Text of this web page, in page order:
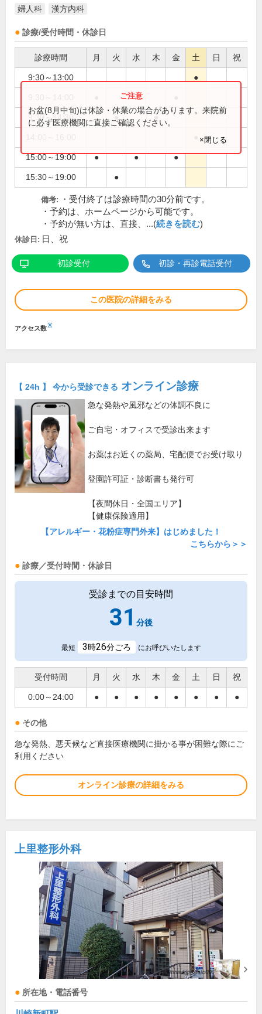
婦人科 漢方内科
診療/受付時間・休診日
診療時間 月 火 水 木 金 土 日 祝
9:30～13:00 ●
●
9:30～14:30 ● ●
15:00～19:00 ● ● ●
15:30～19:00 ●
お盆(8月中旬)は休診・休業の場合があります。来院前
に必ず医療機関に直接ご確認ください。
×閉じる
備考:
・受付終了は診療時間の30分前です。
・予約は、ホームページから可能です。
・予約が無い方は、直接、...(続きを読む)
休診日: 日、祝
初診受付 初診・再診電話受付
この医院の詳細をみる
アクセス数※
【 24h 】 今から受診できる オンライン診療
急な発熱や風邪などの体調不良に
ご自宅・オフィスで受診出来ます
お薬はお近くの薬局、宅配便でお受け取り
登園許可証・診断書も発行可
【夜間休日・全国エリア】
【健康保険適用】
【アレルギー・花粉症専門外来】はじめました！
こちらから＞＞
診療／受付時間・休診日
受診までの目安時間
31 分後
最短 3時26分ごろ にお呼びいたします
受付時間 月 火 水 木 金 土 日 祝
0:00～24:00 ● ● ● ● ● ● ● ●
その他
急な発熱、悪天候など直接医療機関に掛かる事が困難な際にご
利用ください
オンライン診療の詳細をみる
上里整形外科
所在地・電話番号